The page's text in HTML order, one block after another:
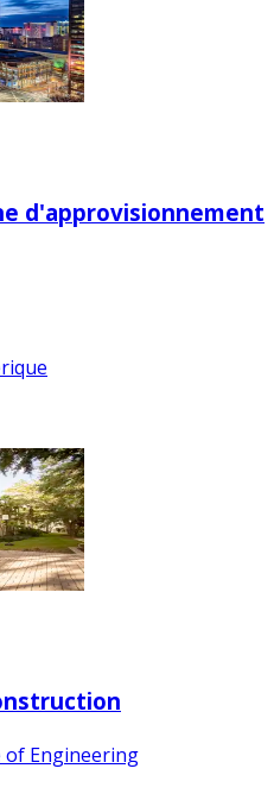
d'approvisionnement
of Engineering